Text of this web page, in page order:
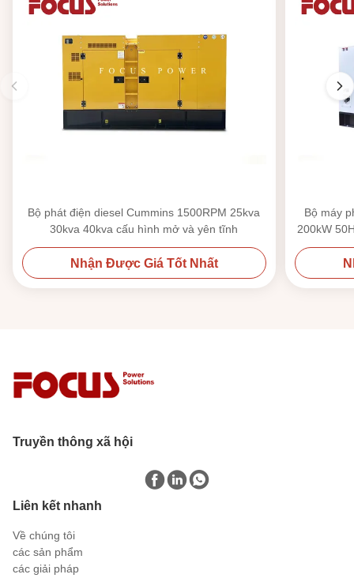
Bộ phát điện diesel Cummins 1500RPM 25kva
30kva 40kva cấu hình mở và yên tĩnh
Nhận Được Giá Tốt Nhất
Bộ máy
200kW
Truyền thông xã hội
Liên kết nhanh
Về chúng tôi
các sản phẩm
các giải pháp